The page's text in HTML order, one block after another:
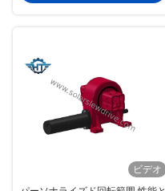
ビデオ